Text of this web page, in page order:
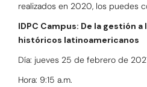
realizados en 2020, los puedes
IDPC Campus: De la gestión
históricos latinoamericanos
Día: jueves 25 de febrero de
Hora: 9:15 a.m.